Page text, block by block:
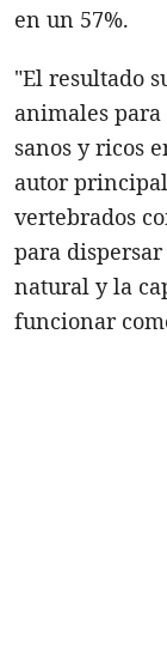
en un 57%.
"El resultado
animales
sanos y ricos
autor
vertebrados
para
natural y la
funcionar